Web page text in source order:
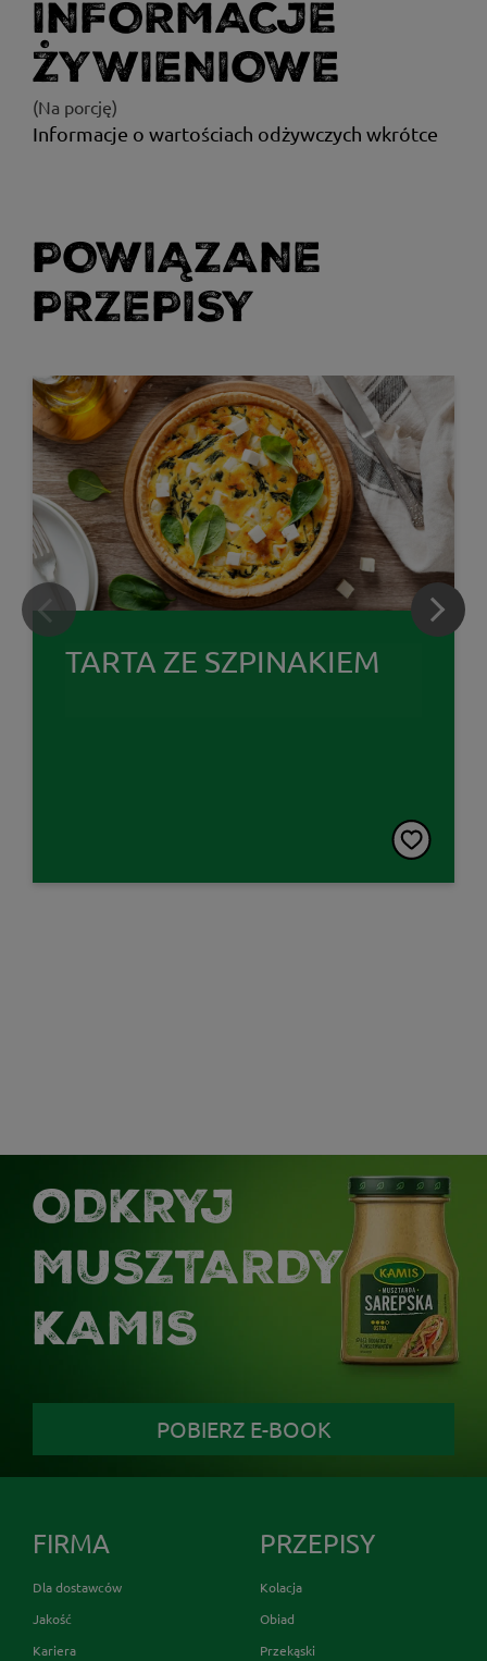
INFORMACJE
ŻYWIENIOWE
(Na porcję)
Informacje o wartościach odżywczych wkrótce
POWIĄZANE
PRZEPISY
TARTA ZE SZPINAKIEM
ODKRYJ
MUSZTARDY
KAMIS
POBIERZ E-BOOK
FIRMA
Dla dostawców
Jakość
Kariera
PRZEPISY
Kolacja
Obiad
Przekąski